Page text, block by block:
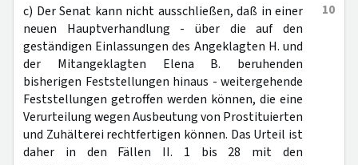
10
c) Der Senat kann nicht ausschließen, daß in einer
neuen Hauptverhandlung - über die auf den
geständigen Einlassungen des Angeklagten H. und
der Mitangeklagten Elena B. beruhenden
bisherigen Feststellungen hinaus - weitergehende
Feststellungen getroffen werden können, die eine
Verurteilung wegen Ausbeutung von Prostituierten
und Zuhälterei rechtfertigen können. Das Urteil ist
daher in den Fällen II. 1 bis 28 mit den